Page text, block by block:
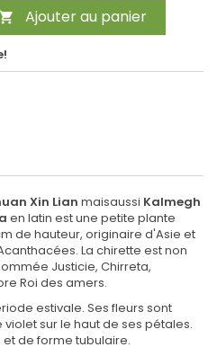
Ajouter au panier
Xin Lian maisaussi Kalmegh
en latin est une petite plante
de hauteur, originaire d'Asie et
La chirette est non
Justicie, Chirreta,
Roi des amers.
estivale. Ses fleurs sont
sur le haut de ses pétales.
de forme tubulaire.